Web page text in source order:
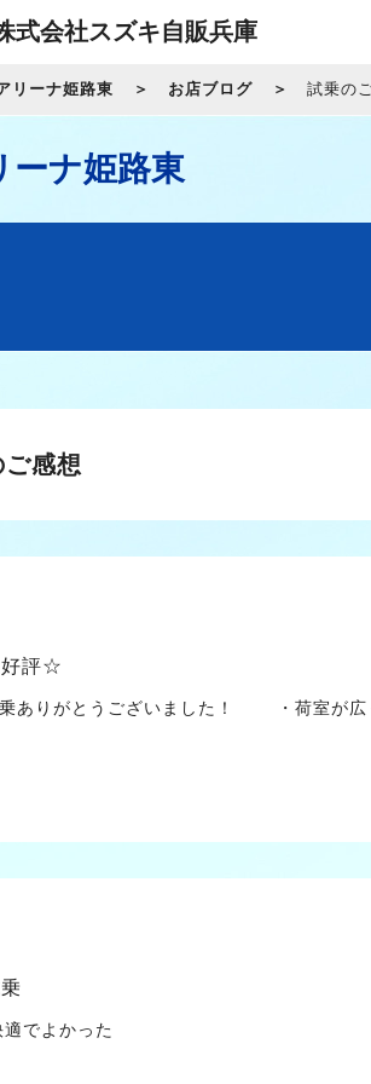
式会社スズキ自販兵庫
リーナ姫路東 お店ブログ 試乗の
ーナ姫路東
感想
好評☆
ありがとうございました！ ・荷室が広
でよかった